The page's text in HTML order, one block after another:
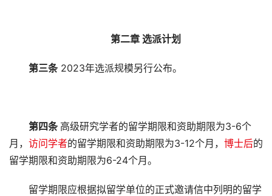
第二章 选派计划
第三条2023年选派规模另行公布。
第四条 高级研究学者的留学期限和资助期限为3-6个
月， 访问学者的留学期限和资助期限为3-12个月， 博士后的
留学期限和资助期限为6-24个月。
留学期限应根据拟留学单位的正式邀请信中列明的留学